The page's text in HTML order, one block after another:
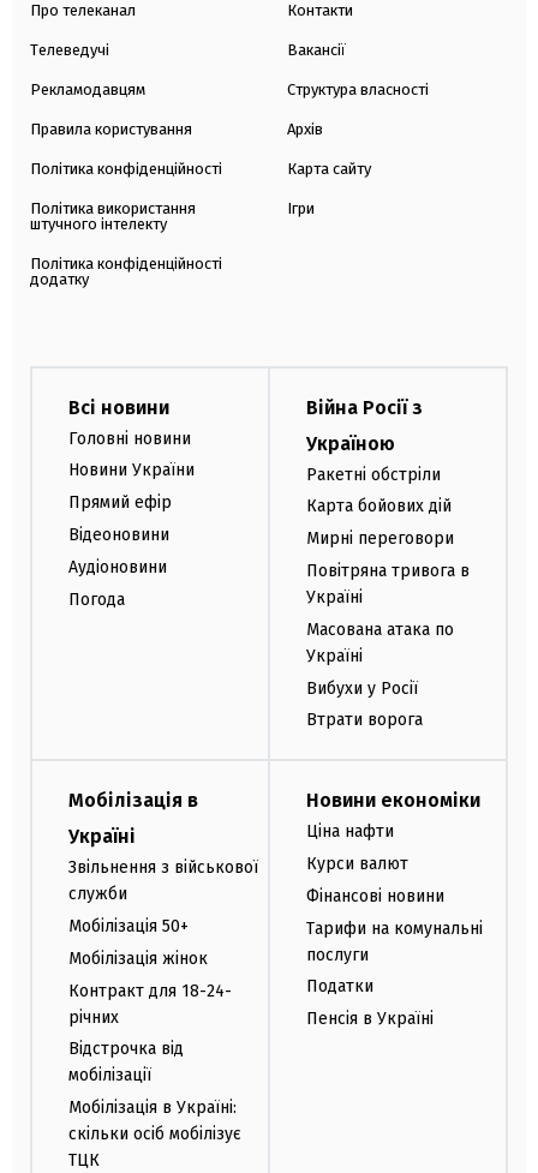
Про телеканал
Телеведучі
Рекламодавцям
Правила користування
Політика конфіденційності
Політика використання
штучного інтелекту
Політика конфіденційності
додатку
Контакти
Вакансії
Структура власності
Архів
Карта сайту
Ігри
Всі новини
Головні новини
Новини України
Прямий ефір
Відеоновини
Аудіоновини
Погода
Війна Росії з
Україною
Ракетні обстріли
Карта бойових дій
Мирні переговори
Повітряна тривога в
Україні
Масована атака по
Україні
Вибухи у Росії
Втрати ворога
Мобілізація в
Україні
Звільнення з військової
служби
Мобілізація 50+
Мобілізація жінок
Контракт для 18-24-
річних
Відстрочка від
мобілізації
Мобілізація в Україні:
скільки осіб мобілізує
ТЦК
Новини економіки
Ціна нафти
Курси валют
Фінансові новини
Тарифи на комунальні
послуги
Податки
Пенсія в Україні